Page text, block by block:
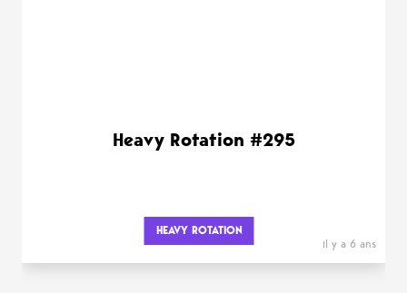
Heavy Rotation #295
HEAVY ROTATION
il y a 6 ans